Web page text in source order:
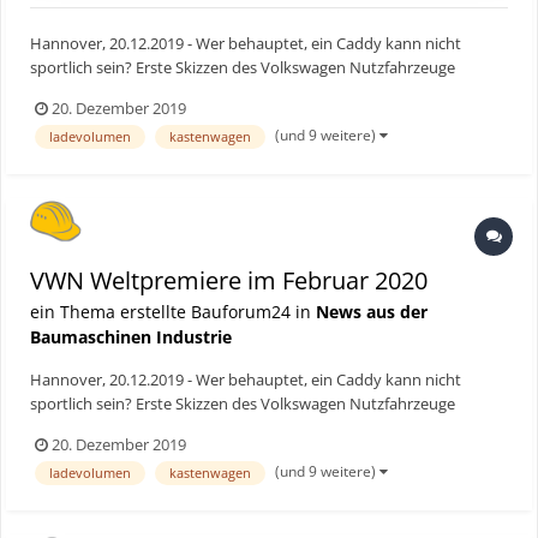
Hannover, 20.12.2019 - Wer behauptet, ein Caddy kann nicht
sportlich sein? Erste Skizzen des Volkswagen Nutzfahrzeuge
2020 aussehen könnte: So viel ist sicher, keine Schraube bleibt
unangetastet. Dennoch wird der neue Caddy wieder das ma...
20. Dezember 2019
ladevolumen kastenwagen (und 9 weitere)
VWN Weltpremiere im Februar 2020
ein Thema erstellte Bauforum24 in News aus der
Baumaschinen Industrie
Hannover, 20.12.2019 - Wer behauptet, ein Caddy kann nicht
sportlich sein? Erste Skizzen des Volkswagen Nutzfahrzeuge
2020 aussehen könnte: So viel ist sicher, keine Schraube bleibt
unangetastet. Dennoch wird der neue Caddy wieder das ma...
20. Dezember 2019
ladevolumen kastenwagen (und 9 weitere)